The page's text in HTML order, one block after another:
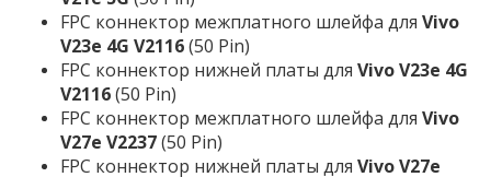
FPC коннектор межплатного шлейфа для Vivo
V23e 4G V2116(50 Pin)
FPC коннектор нижней платы для Vivo V23e 4G
V2116(50 Pin)
FPC коннектор межплатного шлейфа для Vivo
V27e V2237(50 Pin)
FPC коннектор нижней платы для Vivo V27e